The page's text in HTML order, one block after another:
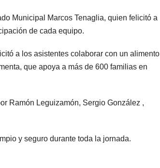
Municipal Marcos Tenaglia, quien felicitó a
de cada equipo.
a los asistentes colaborar con un alimento
que apoya a más de 600 familias en
Ramón Leguizamón, Sergio González ,
y seguro durante toda la jornada.